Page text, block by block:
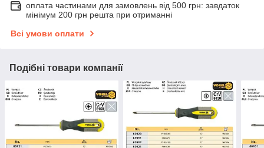
оплата частинами для замовлень від 500 грн: завдаток
мінімум 200 грн решта при отриманні
Всі умови оплати
Подібні товари компанії